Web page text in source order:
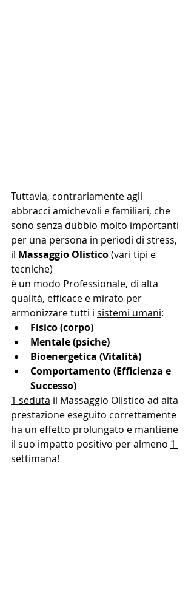
Tuttavia, contrariamente agli
abbracci amichevoli e familiari, che
sono senza dubbio molto importanti
per una persona in periodi di stress,
il Massaggio Olistico (vari tipi e
tecniche)
è un modo Professionale, di alta
qualità, efficace e mirato per
armonizzare tutti i sistemi umani:
Fisico (corpo)
Mentale (psiche)
Bioenergetica (Vitalità)
Comportamento (Efficienza e
Successo)
1 seduta il Massaggio Olistico ad alta
prestazione eseguito correttamente
ha un effetto prolungato e mantiene
il suo impatto positivo per almeno 1
settimana!